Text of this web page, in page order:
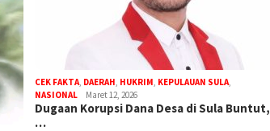
CEK FAKTA DAERAH HUKRIM KEPULAUAN SULA
NASIONAL
Maret 12, 2026
Dugaan Korupsi Dana Desa di Sula Buntut,
…